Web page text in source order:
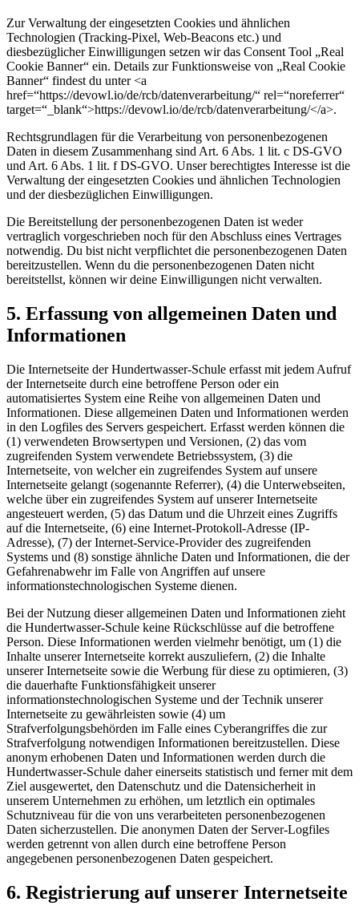
Zur Verwaltung der eingesetzten Cookies und ähnlichen
Technologien (Tracking-Pixel, Web-Beacons etc.) und
diesbezüglicher Einwilligungen setzen wir das Consent Tool „Real
Cookie Banner“ ein. Details zur Funktionsweise von „Real Cookie
Banner“ findest du unter <a
href=“https://devowl.io/de/rcb/datenverarbeitung/“ rel=“noreferrer“
target=“_blank“>https://devowl.io/de/rcb/datenverarbeitung/</a>.
Rechtsgrundlagen für die Verarbeitung von personenbezogenen
Daten in diesem Zusammenhang sind Art. 6 Abs. 1 lit. c DS-GVO
und Art. 6 Abs. 1 lit. f DS-GVO. Unser berechtigtes Interesse ist die
Verwaltung der eingesetzten Cookies und ähnlichen Technologien
und der diesbezüglichen Einwilligungen.
Die Bereitstellung der personenbezogenen Daten ist weder
vertraglich vorgeschrieben noch für den Abschluss eines Vertrages
notwendig. Du bist nicht verpflichtet die personenbezogenen Daten
bereitzustellen. Wenn du die personenbezogenen Daten nicht
bereitstellst, können wir deine Einwilligungen nicht verwalten.
5. Erfassung von allgemeinen Daten und
Informationen
Die Internetseite der Hundertwasser-Schule erfasst mit jedem Aufruf
der Internetseite durch eine betroffene Person oder ein
automatisiertes System eine Reihe von allgemeinen Daten und
Informationen. Diese allgemeinen Daten und Informationen werden
in den Logfiles des Servers gespeichert. Erfasst werden können die
(1) verwendeten Browsertypen und Versionen, (2) das vom
zugreifenden System verwendete Betriebssystem, (3) die
Internetseite, von welcher ein zugreifendes System auf unsere
Internetseite gelangt (sogenannte Referrer), (4) die Unterwebseiten,
welche über ein zugreifendes System auf unserer Internetseite
angesteuert werden, (5) das Datum und die Uhrzeit eines Zugriffs
auf die Internetseite, (6) eine Internet-Protokoll-Adresse (IP-
Adresse), (7) der Internet-Service-Provider des zugreifenden
Systems und (8) sonstige ähnliche Daten und Informationen, die der
Gefahrenabwehr im Falle von Angriffen auf unsere
informationstechnologischen Systeme dienen.
Bei der Nutzung dieser allgemeinen Daten und Informationen zieht
die Hundertwasser-Schule keine Rückschlüsse auf die betroffene
Person. Diese Informationen werden vielmehr benötigt, um (1) die
Inhalte unserer Internetseite korrekt auszuliefern, (2) die Inhalte
unserer Internetseite sowie die Werbung für diese zu optimieren, (3)
die dauerhafte Funktionsfähigkeit unserer
informationstechnologischen Systeme und der Technik unserer
Internetseite zu gewährleisten sowie (4) um
Strafverfolgungsbehörden im Falle eines Cyberangriffes die zur
Strafverfolgung notwendigen Informationen bereitzustellen. Diese
anonym erhobenen Daten und Informationen werden durch die
Hundertwasser-Schule daher einerseits statistisch und ferner mit dem
Ziel ausgewertet, den Datenschutz und die Datensicherheit in
unserem Unternehmen zu erhöhen, um letztlich ein optimales
Schutzniveau für die von uns verarbeiteten personenbezogenen
Daten sicherzustellen. Die anonymen Daten der Server-Logfiles
werden getrennt von allen durch eine betroffene Person
angegebenen personenbezogenen Daten gespeichert.
6. Registrierung auf unserer Internetseite